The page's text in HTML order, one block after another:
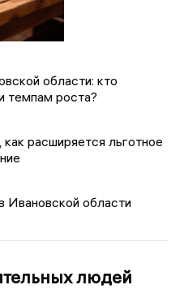
области: кто
темпам роста?
расширяется льготное
Ивановской области
людей